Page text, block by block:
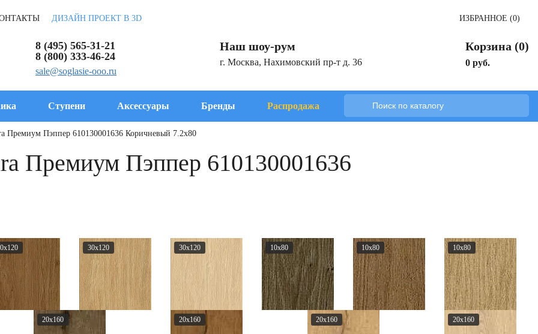
ДИЗАЙН ПРОЕКТ В 3D ИЗБРАННОЕ (0)
8 (495) 565-31-21
8 (800) 333-46-24
sale@soglasie-ooo.ru
Наш шоу-рум
г. Москва, Нахимовский пр-т д. 36
Корзина (0)
0 руб.
Ступени Аксессуары Бренды Распродажа
Премиум Пэппер 610130001636 Коричневый 7.2x80
Премиум Пэппер 610130001636
30x120 30x120 10x80 10x80 10x80
20x160 20x160 20x160 20x160